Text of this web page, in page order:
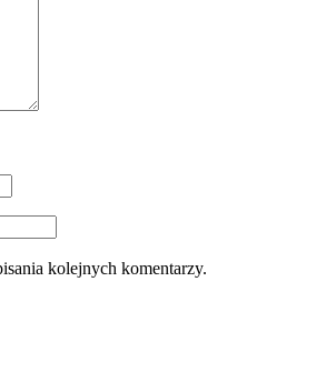
kolejnych komentarzy.